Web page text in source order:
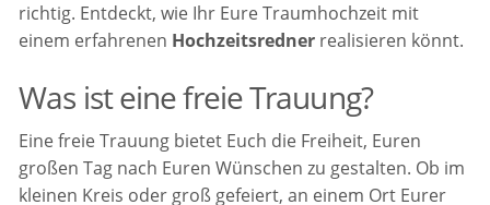
richtig. Entdeckt, wie Ihr Eure Traumhochzeit mit
einem erfahrenen Hochzeitsredner realisieren könnt.
Was ist eine freie Trauung?
Eine freie Trauung bietet Euch die Freiheit, Euren
großen Tag nach Euren Wünschen zu gestalten. Ob im
kleinen Kreis oder groß gefeiert, an einem Ort Eurer